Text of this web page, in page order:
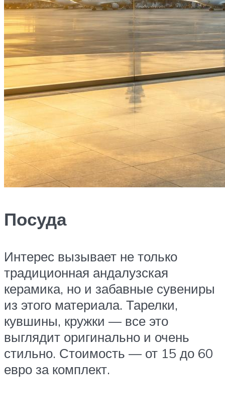
Посуда
Интерес вызывает не только
традиционная андалузская
керамика, но и забавные сувениры
из этого материала. Тарелки,
кувшины, кружки — все это
выглядит оригинально и очень
стильно. Стоимость — от 15 до 60
евро за комплект.